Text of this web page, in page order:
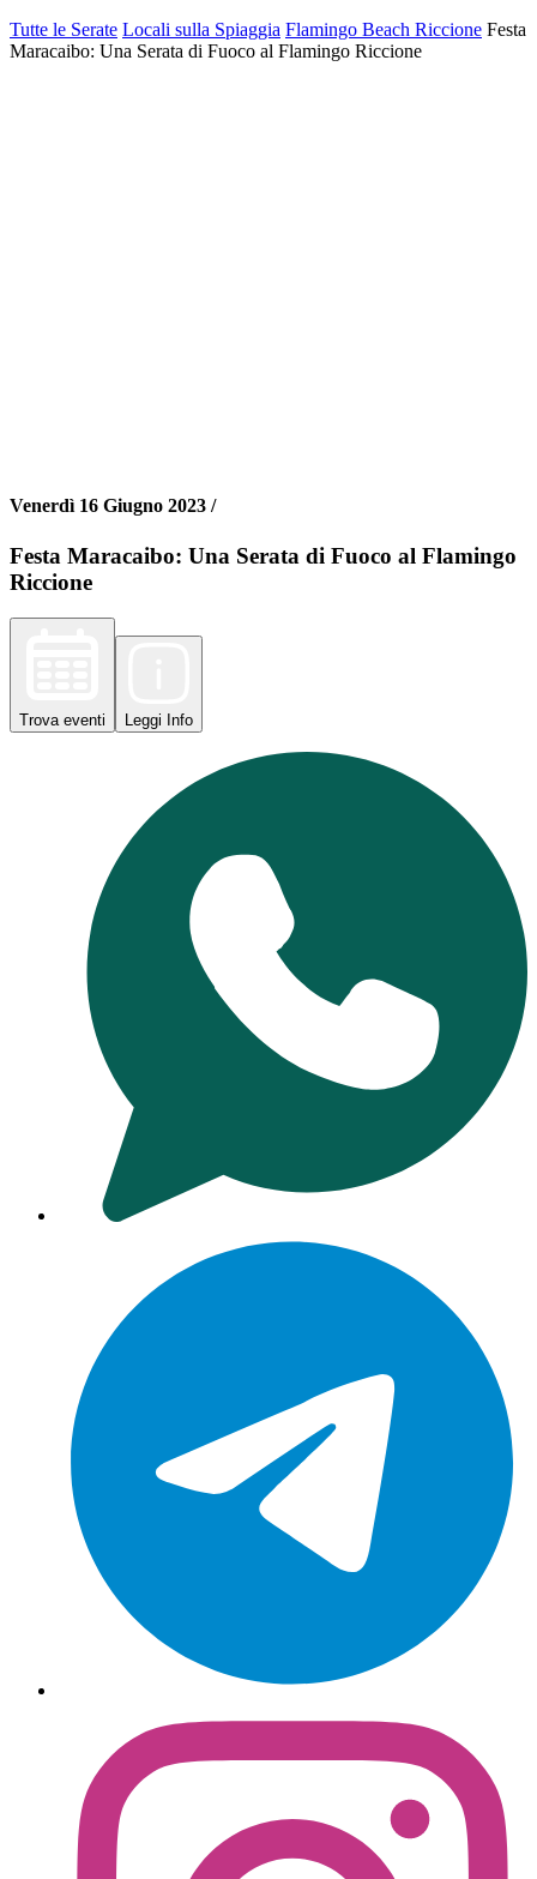
Tutte le Serate Locali sulla Spiaggia Flamingo Beach Riccione Festa
Maracaibo: Una Serata di Fuoco al Flamingo Riccione
Venerdì 16 Giugno 2023 /
Festa Maracaibo: Una Serata di Fuoco al Flamingo
Riccione
Trova eventi Leggi Info